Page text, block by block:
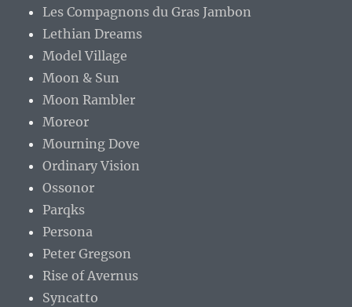
Les Compagnons du Gras Jambon
Lethian Dreams
Model Village
Moon & Sun
Moon Rambler
Moreor
Mourning Dove
Ordinary Vision
Ossonor
Parqks
Persona
Peter Gregson
Rise of Avernus
Syncatto